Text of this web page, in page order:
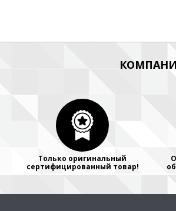
Только оригинальный
сертифицированный товар!